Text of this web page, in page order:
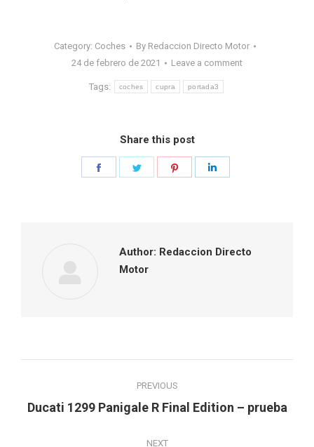
Category: Coches By Redaccion Directo Motor
24 de febrero de 2021
Leave a comment
Tags: coches cupra portada3
Share this post
Author: Redaccion Directo
Motor
navigation
PREVIOUS
Previous
Ducati 1299 Panigale R Final Edition – prueba
NEXT